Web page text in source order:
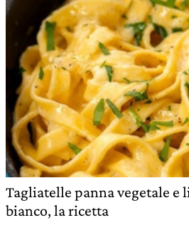
Tagliatelle panna vegetale e
bianco, la ricetta